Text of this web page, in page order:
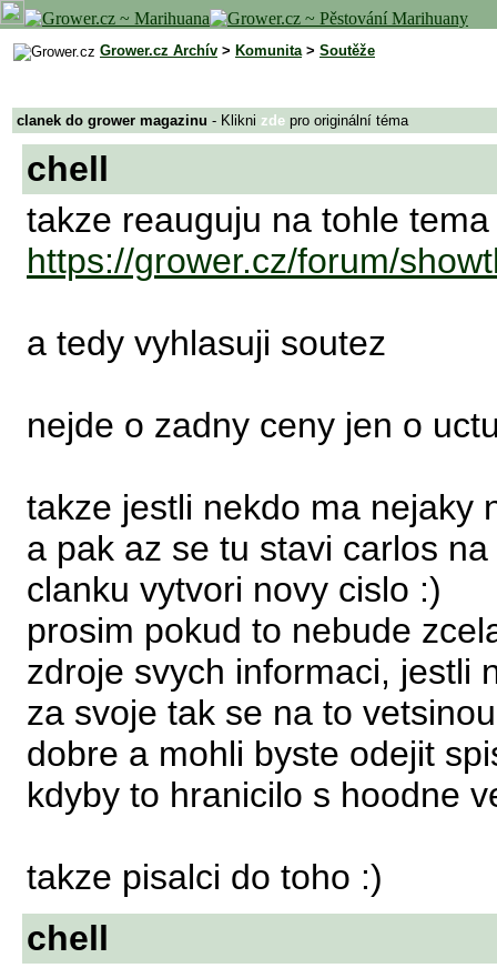
Grower.cz Archív > Komunita> Soutěže
clanek do grower magazinu - Klikni zde pro originální téma
chell
takze reauguju na tohle tema
https://grower.cz/forum/
a tedy vyhlasuji soutez
nejde o zadny ceny jen o
takze jestli nekdo ma nejaky
a pak az se tu stavi carlos
clanku vytvori novy cislo :)
prosim pokud to nebude
zdroje svych informaci, jestli
za svoje tak se na to
dobre a mohli byste odejit
kdyby to hranicilo s hoodne
takze pisalci do toho :)
chell